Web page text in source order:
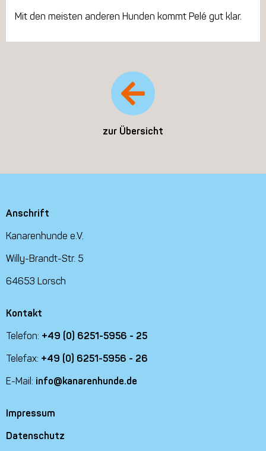
Mit den meisten anderen Hunden kommt Pelé gut klar.
zur Übersicht
Anschrift
Kanarenhunde e.V.
Willy-Brandt-Str. 5
64653 Lorsch
Kontakt
Telefon: +49 (0) 6251-5956 - 25
Telefax: +49 (0) 6251-5956 - 26
E-Mail: info@kanarenhunde.de
Impressum
Datenschutz